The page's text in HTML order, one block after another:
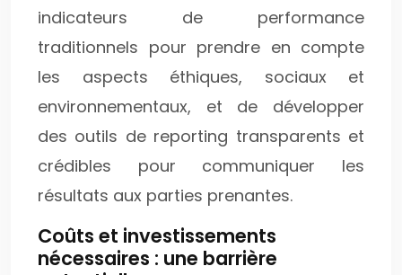
indicateurs de performance
traditionnels pour prendre en compte
les aspects éthiques, sociaux et
environnementaux, et de développer
des outils de reporting transparents et
crédibles pour communiquer les
résultats aux parties prenantes.
Coûts et investissements
nécessaires : une barrière